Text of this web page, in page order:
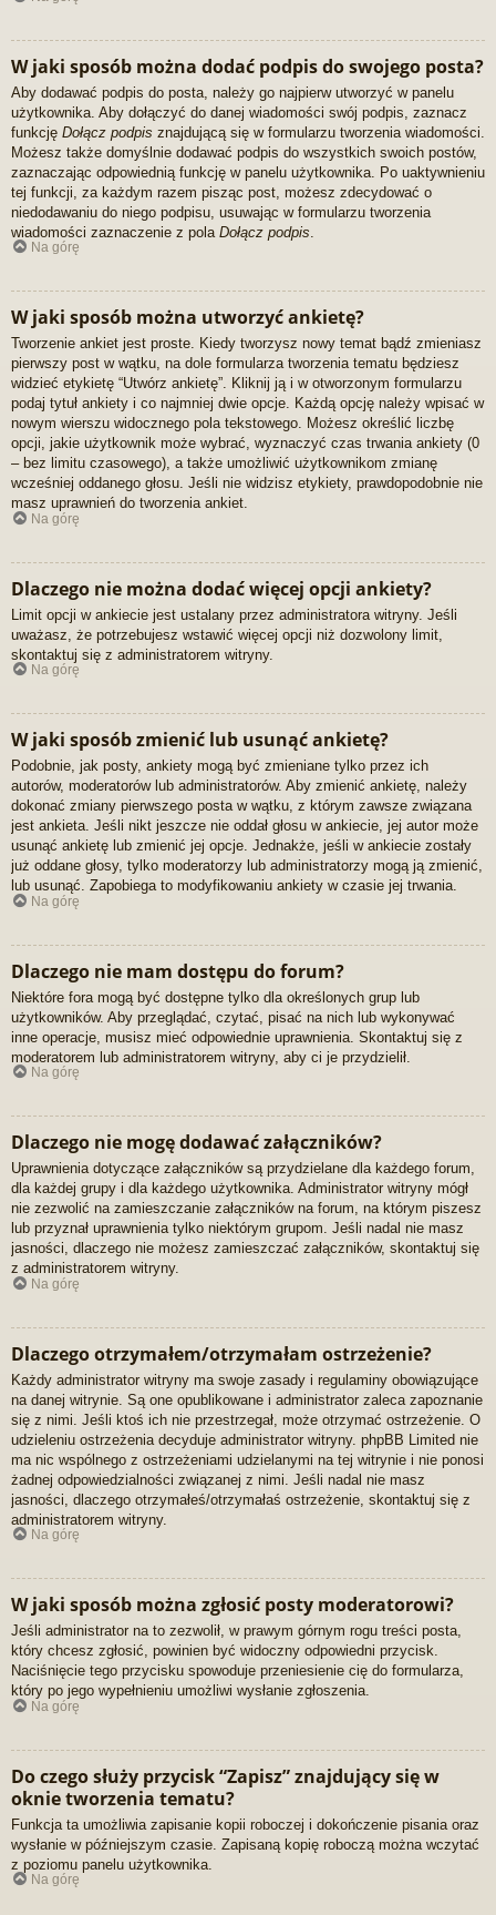
W jaki sposób można dodać podpis do swojego posta?
Aby dodawać podpis do posta, należy go najpierw utworzyć w panelu
użytkownika. Aby dołączyć do danej wiadomości swój podpis, zaznacz
funkcję Dołącz podpis znajdującą się w formularzu tworzenia wiadomości.
Możesz także domyślnie dodawać podpis do wszystkich swoich postów,
zaznaczając odpowiednią funkcję w panelu użytkownika. Po uaktywnieniu
tej funkcji, za każdym razem pisząc post, możesz zdecydować o
niedodawaniu do niego podpisu, usuwając w formularzu tworzenia
wiadomości zaznaczenie z pola Dołącz podpis
Na górę
W jaki sposób można utworzyć ankietę?
Tworzenie ankiet jest proste. Kiedy tworzysz nowy temat bądź zmieniasz
pierwszy post w wątku, na dole formularza tworzenia tematu będziesz
widzieć etykietę “Utwórz ankietę”. Kliknij ją i w otworzonym formularzu
podaj tytuł ankiety i co najmniej dwie opcje. Każdą opcję należy wpisać w
nowym wierszu widocznego pola tekstowego. Możesz określić liczbę
opcji, jakie użytkownik może wybrać, wyznaczyć czas trwania ankiety (0
– bez limitu czasowego), a także umożliwić użytkownikom zmianę
wcześniej oddanego głosu. Jeśli nie widzisz etykiety, prawdopodobnie nie
masz uprawnień do tworzenia ankiet.
Na górę
Dlaczego nie można dodać więcej opcji ankiety?
Limit opcji w ankiecie jest ustalany przez administratora witryny. Jeśli
uważasz, że potrzebujesz wstawić więcej opcji niż dozwolony limit,
skontaktuj się z administratorem witryny.
Na górę
W jaki sposób zmienić lub usunąć ankietę?
Podobnie, jak posty, ankiety mogą być zmieniane tylko przez ich
autorów, moderatorów lub administratorów. Aby zmienić ankietę, należy
dokonać zmiany pierwszego posta w wątku, z którym zawsze związana
jest ankieta. Jeśli nikt jeszcze nie oddał głosu w ankiecie, jej autor może
usunąć ankietę lub zmienić jej opcje. Jednakże, jeśli w ankiecie zostały
już oddane głosy, tylko moderatorzy lub administratorzy mogą ją zmienić,
lub usunąć. Zapobiega to modyfikowaniu ankiety w czasie jej trwania.
Na górę
Dlaczego nie mam dostępu do forum?
Niektóre fora mogą być dostępne tylko dla określonych grup lub
użytkowników. Aby przeglądać, czytać, pisać na nich lub wykonywać
inne operacje, musisz mieć odpowiednie uprawnienia. Skontaktuj się z
moderatorem lub administratorem witryny, aby ci je przydzielił.
Na górę
Dlaczego nie mogę dodawać załączników?
Uprawnienia dotyczące załączników są przydzielane dla każdego forum,
dla każdej grupy i dla każdego użytkownika. Administrator witryny mógł
nie zezwolić na zamieszczanie załączników na forum, na którym piszesz
lub przyznał uprawnienia tylko niektórym grupom. Jeśli nadal nie masz
jasności, dlaczego nie możesz zamieszczać załączników, skontaktuj się
z administratorem witryny.
Na górę
Dlaczego otrzymałem/otrzymałam ostrzeżenie?
Każdy administrator witryny ma swoje zasady i regulaminy obowiązujące
na danej witrynie. Są one opublikowane i administrator zaleca zapoznanie
się z nimi. Jeśli ktoś ich nie przestrzegał, może otrzymać ostrzeżenie. O
udzieleniu ostrzeżenia decyduje administrator witryny. phpBB Limited nie
ma nic wspólnego z ostrzeżeniami udzielanymi na tej witrynie i nie ponosi
żadnej odpowiedzialności związanej z nimi. Jeśli nadal nie masz
jasności, dlaczego otrzymałeś/otrzymałaś ostrzeżenie, skontaktuj się z
administratorem witryny.
Na górę
W jaki sposób można zgłosić posty moderatorowi?
Jeśli administrator na to zezwolił, w prawym górnym rogu treści posta,
który chcesz zgłosić, powinien być widoczny odpowiedni przycisk.
Naciśnięcie tego przycisku spowoduje przeniesienie cię do formularza,
który po jego wypełnieniu umożliwi wysłanie zgłoszenia.
Na górę
Do czego służy przycisk “Zapisz” znajdujący się w
oknie tworzenia tematu?
Funkcja ta umożliwia zapisanie kopii roboczej i dokończenie pisania oraz
wysłanie w późniejszym czasie. Zapisaną kopię roboczą można wczytać
z poziomu panelu użytkownika.
Na górę